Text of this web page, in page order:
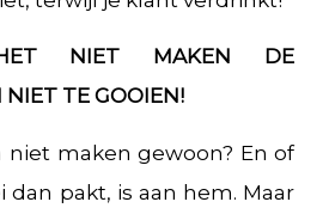
NIET MAKEN DE
NIET TE GOOIEN!
niet maken gewoon? En of
dan pakt, is aan hem. Maar